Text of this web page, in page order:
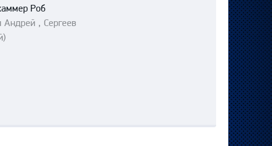
Роб
Андрей , Сергеев